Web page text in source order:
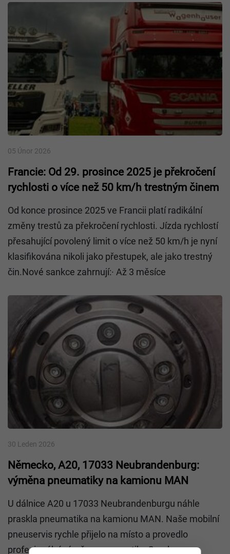
05 Únor 2026
Francie: Od 29. prosince 2025 je překročení
rychlosti o více než 50 km/h trestným činem
Od konce prosince 2025 ve Francii platí radikální
změny trestů za překročení rychlosti. Jízda rychlostí
přesahující povolený limit o více než 50 km/h je nyní
klasifikována nikoli jako přestupek, ale jako trestný
čin.Nové sankce zahrnují:· Až 3 měsíce
30 Leden 2026
Německo, A20, 17033 Neubrandenburg:
výměna pneumatiky na kamionu MAN
U dálnice A20 u 17033 Neubrandenburgu náhle
praskla pneumatika na kamionu MAN. Naše mobilní
pneuservis rychle přijelo na místo a provedlo
profesionální výměnu pneumatiky Goodyear o